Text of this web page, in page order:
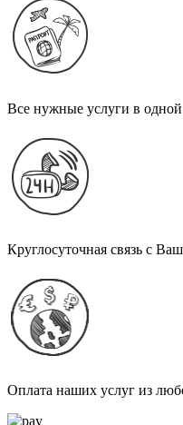
Все нужные услуги в
Круглосуточная связь с
Оплата наших услуг из